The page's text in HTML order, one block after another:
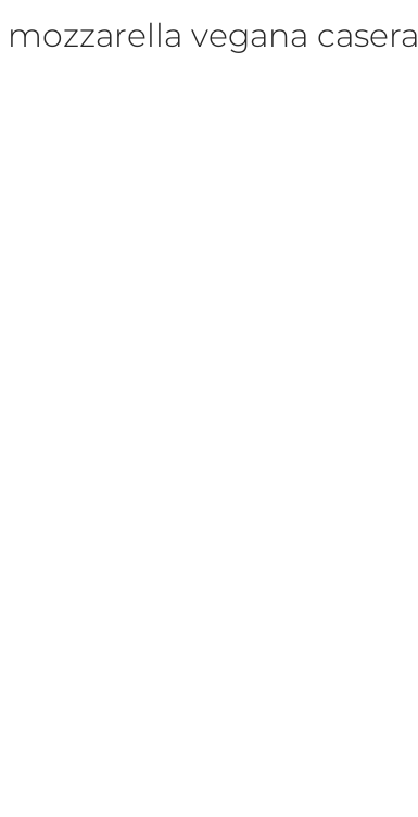
vegana casera